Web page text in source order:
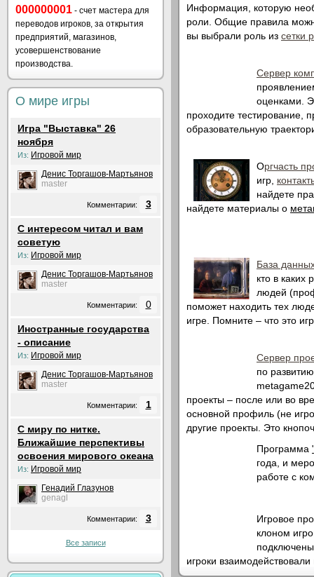
000000001 - счет мастера для
переводов игроков, за открытия
предприятий, магазинов,
усовершенствование
производства.
О мире игры
Игра "Выставка" 26
ноября
Из: Игровой мир
Денис Торгашов-Мартьянов
master
Комментарии: 3
С интересом читал и вам
советую
Из: Игровой мир
Денис Торгашов-Мартьянов
master
Комментарии: 0
Иностранные государства
- описание
Из: Игровой мир
Денис Торгашов-Мартьянов
master
Комментарии: 1
C миру по нитке.
Ближайшие перспективы
освоения мирового океана
Из: Игровой мир
Генадий Глазунов
genagl
Комментарии: 3
Все записи
Информация, которую
роли. Общие правила
вы выбрали роль из сетки
Сервер
оценками.
проходите тестирование,
образовательную
Оргчасть
игр,
найдете
найдете материалы о
База
кто в каких
людей
поможет находить тех
игре. Помните – что это
Сервер
по
проекты – после или во
основной профиль (не
другие проекты. Это
Программа
года, и
работе с
Игровое
клоном
игроки